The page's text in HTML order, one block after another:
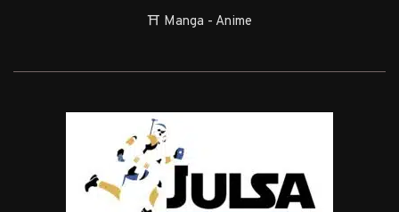
⛩️ Manga - Anime